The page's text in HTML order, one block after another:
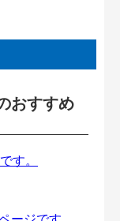
おすすめ